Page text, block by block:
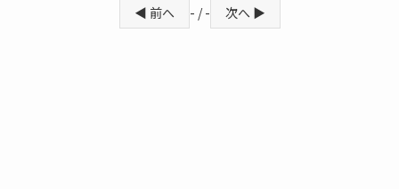
◀ 前へ - / - 次へ ▶